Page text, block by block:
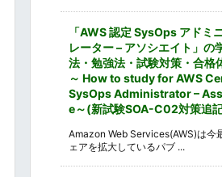
「AWS 認定 SysOps アドミ
レーター – アソシエイト」の
法・勉強法・試験対策・合格
～ How to study for AWS
SysOps Administrator –
e～(新試験SOA-C02対策追
Amazon Web Services(AWS)は今
ェアを拡大しているパブ ...